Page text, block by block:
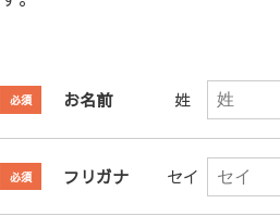
必須 お名前 姓
必須 フリガナ セイ